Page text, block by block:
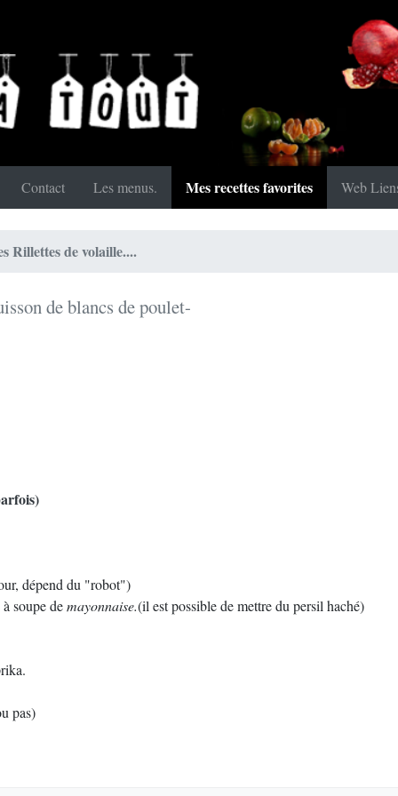
Contact Les menus. Mes recettes favorites Web
Rillettes de volaille....
de blancs de poulet-
dépend du "robot")
soupe demayonnaise.(il est possible de mettre du persil haché)
pas)